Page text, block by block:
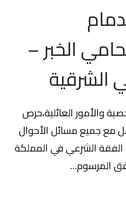
محامي الخبر –
والأمور العائلية،حرص
مع جميع مسائل الأحوال
الشرعي في المملكة
المرسوم…